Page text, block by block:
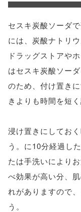
セスキ炭酸ソーダ
には、炭酸ナトリ
ドラッグストアや
はセスキ炭酸ソー
のため、付け置き
きよりも時間を短
浸け置きにしてお
う。に10分経過し
たは手洗いにより
べ効果が高い分、
れがありますので
う。